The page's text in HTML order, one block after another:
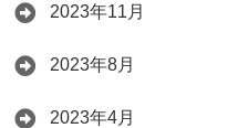
2023年11月
2023年8月
2023年4月